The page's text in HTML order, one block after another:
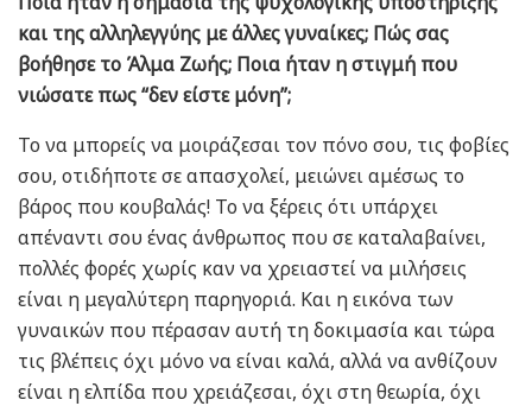
και της αλληλεγγύης με άλλες γυναίκες; Πώς σας
βοήθησε το Άλμα Ζωής; Ποια ήταν η στιγμή που
νιώσατε πως “δεν είστε μόνη”;
Το να μπορείς να μοιράζεσαι τον πόνο σου, τις φοβίες
σου, οτιδήποτε σε απασχολεί, μειώνει αμέσως το
βάρος που κουβαλάς! Το να ξέρεις ότι υπάρχει
απέναντι σου ένας άνθρωπος που σε καταλαβαίνει,
πολλές φορές χωρίς καν να χρειαστεί να μιλήσεις
είναι η μεγαλύτερη παρηγοριά. Και η εικόνα των
γυναικών που πέρασαν αυτή τη δοκιμασία και τώρα
τις βλέπεις όχι μόνο να είναι καλά, αλλά να ανθίζουν
είναι η ελπίδα που χρειάζεσαι, όχι στη θεωρία, όχι